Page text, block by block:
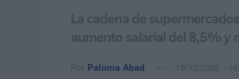
La cadena de
aumento salarial del 8,5% y
Por Paloma Abad 19/12/2025 -